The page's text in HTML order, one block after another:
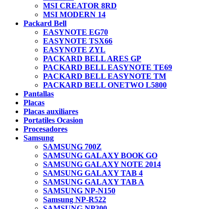
MSI CREATOR 8RD
MSI MODERN 14
Packard Bell
EASYNOTE EG70
EASYNOTE TSX66
EASYNOTE ZYL
PACKARD BELL ARES GP
PACKARD BELL EASYNOTE TE69
PACKARD BELL EASYNOTE TM
PACKARD BELL ONETWO L5800
Pantallas
Placas
Placas auxiliares
Portatiles Ocasion
Procesadores
Samsung
SAMSUNG 700Z
SAMSUNG GALAXY BOOK GO
SAMSUNG GALAXY NOTE 2014
SAMSUNG GALAXY TAB 4
SAMSUNG GALAXY TAB A
SAMSUNG NP-N150
Samsung NP-R522